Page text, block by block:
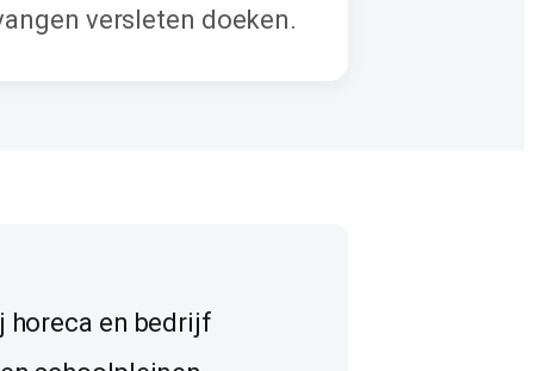
versleten doeken.
horeca en bedrijf